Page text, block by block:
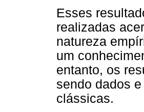
Esses
realizadas
natureza
um
entanto, os
sendo dados
clássicas.